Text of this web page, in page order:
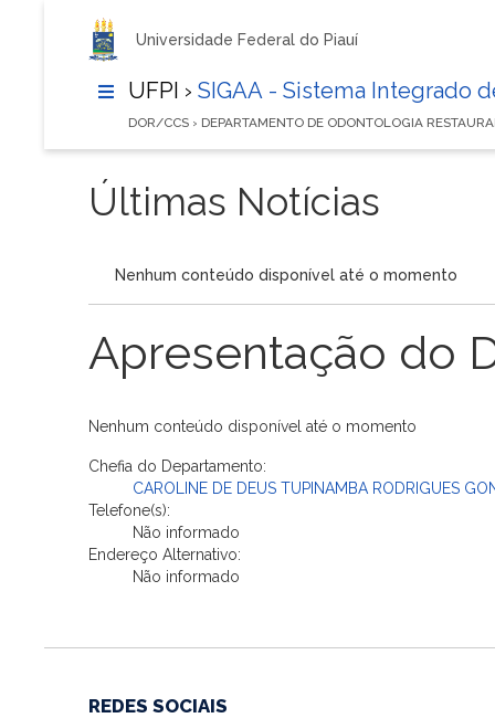
Universidade Federal do Piauí
UFPI › SIGAA - Sistema Integrado
DOR/CCS › DEPARTAMENTO DE ODONTOLOGIA
Últimas Notícias
Nenhum conteúdo disponível até o momento
Apresentação do
Nenhum conteúdo disponível até o momento
Chefia do Departamento:
CAROLINE DE DEUS TUPINAMBA RODRIGUES
Telefone(s):
Não informado
Endereço Alternativo:
Não informado
REDES SOCIAIS